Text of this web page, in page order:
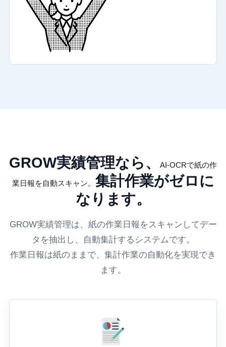
GROW実績管理なら、 AI-OCRで紙の作
業日報を自動スキャン。 集計作業がゼロに
なります。
GROW実績管理は、紙の作業日報をスキャンしてデー
タを抽出し、自動集計するシステムです。
作業日報は紙のままで、集計作業の自動化を実現でき
ます。